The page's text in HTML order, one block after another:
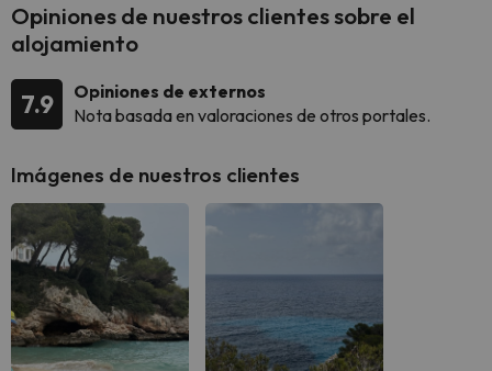
Opiniones de nuestros clientes sobre el
alojamiento
7.9
Opiniones de externos
Nota basada en valoraciones de otros portales.
Imágenes de nuestros clientes